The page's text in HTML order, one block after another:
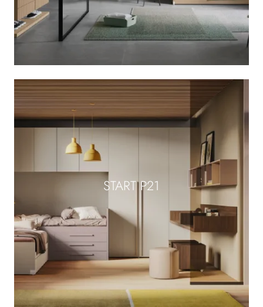
START P21